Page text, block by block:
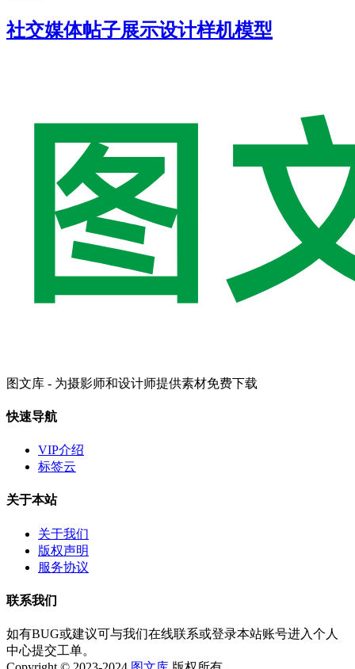
社交媒体帖子展示设计样机模型
图文库 - 为摄影师和设计师提供素材免费下载
快速导航
VIP介绍
标签云
关于本站
关于我们
版权声明
服务协议
联系我们
如有BUG或建议可与我们在线联系或登录本站账号进入个人
中心提交工单。